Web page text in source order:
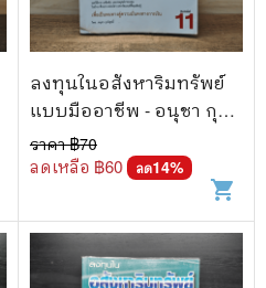
ลงทุนในอสังหาริมทรัพย์
แบบมืออาชีพ - อนุชา กุล
วิสุทธิ์
ราคา ฿70
ลดเหลือ ฿60 ลด14%
shopping_cart